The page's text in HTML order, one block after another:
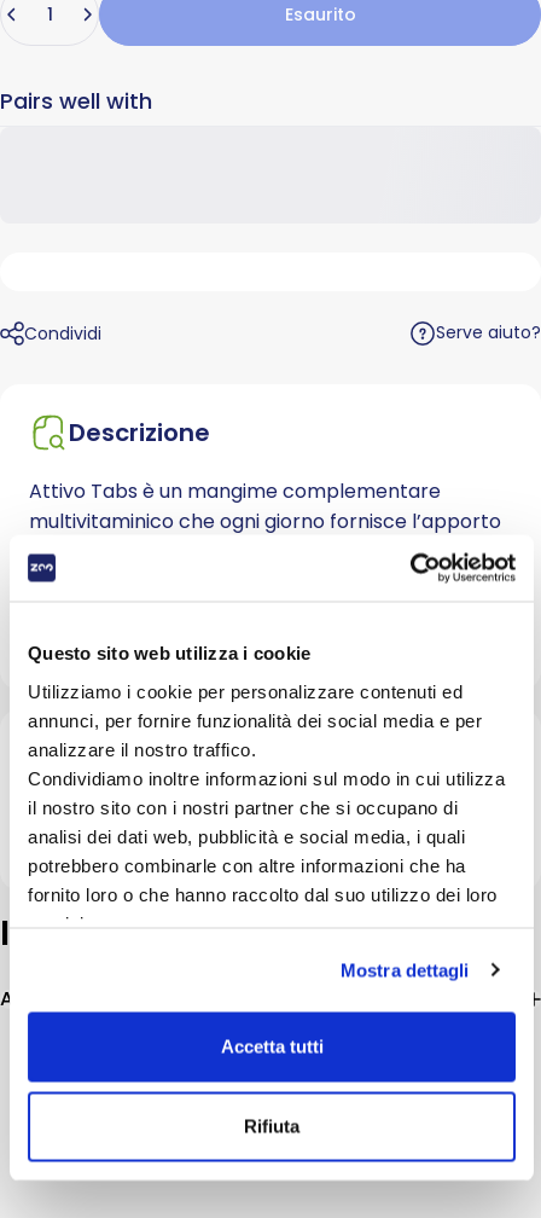
Questo sito web utilizza i cookie
Utilizziamo i cookie per personalizzare contenuti ed
annunci, per fornire funzionalità dei social media e per
analizzare il nostro traffico.
Condividiamo inoltre informazioni sul modo in cui utilizza
il nostro sito con i nostri partner che si occupano di
analisi dei dati web, pubblicità e social media, i quali
potrebbero combinarle con altre informazioni che ha
fornito loro o che hanno raccolto dal suo utilizzo dei loro
servizi.
Mostra dettagli
Accetta tutti
Rifiuta
Esaurito
Pairs well with
Condividi Serve aiuto?
Descrizione
Attivo Tabs è un mangime complementare
multivitaminico che ogni giorno fornisce l’apporto
di sali minerali e vitamine ai cani, utili per il
benessere e la vitalità degli animali domestici. È
cani alimentati con diete casalinghe, cani che
fanno movimento ed attività fisica, cani pigri o
sedentari, cani anziani o convalescenti, cagne in
lattazione, cani da lavoro e cani atleti, cani in
viaggio.
Leggi di più
Composizione / materiali
Farina di fegato di suino, fosfato tricalcico, lattosio,
Sali di acidi organici di magnesio stearato.
Informazioni
Additivi Nutrizionali (per kg)